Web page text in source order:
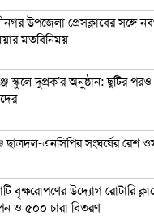
উপজেলা প্রেসক্লাবের সঙ্গে
মতবিনিময়
স্কুলে দুপ্রক’র অনুষ্ঠান: ছুটির
ছাত্রদল-এনসিপির সংঘর্ষের রেশ
বৃক্ষরোপণের উদ্যোগ রোটারি
ও ৫০০ চারা বিতরণ